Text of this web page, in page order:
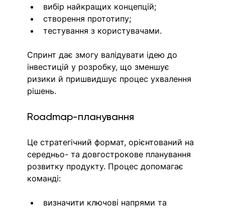
вибір найкращих концепцій;
створення прототипу;
тестування з користувачами.
Спринт дає змогу валідувати ідею до
інвестицій у розробку, що зменшує
ризики й пришвидшує процес ухвалення
рішень.
Roadmap-планування
Це стратегічний формат, орієнтований на
середньо- та довгострокове планування
розвитку продукту. Процес допомагає
команді:
визначити ключові напрями та